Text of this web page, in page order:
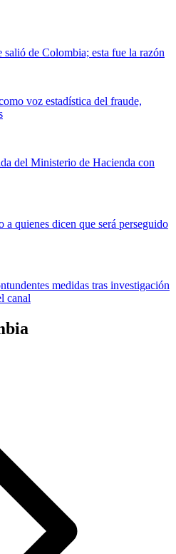
de Colombia; esta fue la razón
voz estadística del fraude,
del Ministerio de Hacienda con
a quienes dicen que será perseguido
medidas tras investigación
canal